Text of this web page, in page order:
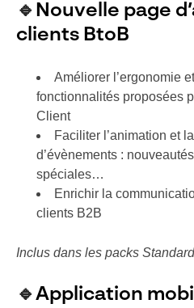
🔹 Nouvelle page
clients BtoB
Améliorer l’ergonomie
fonctionnalités proposées
Client​
Faciliter l’animation et
d’évènements :
spéciales​…
Enrichir la
clients B2B​
Inclus dans les packs
🔹 Application